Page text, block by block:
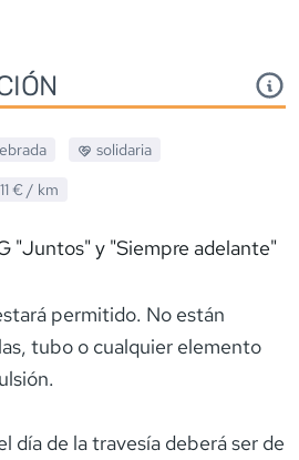
solidaria
11 € / km
"Juntos" y "Siempre adelante"
permitido. No están
tubo o cualquier elemento
día de la travesía deberá ser de